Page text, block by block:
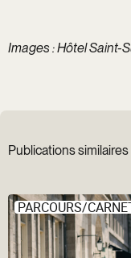
Images : Hôtel Saint-
Publications similaires
PARCOURS/